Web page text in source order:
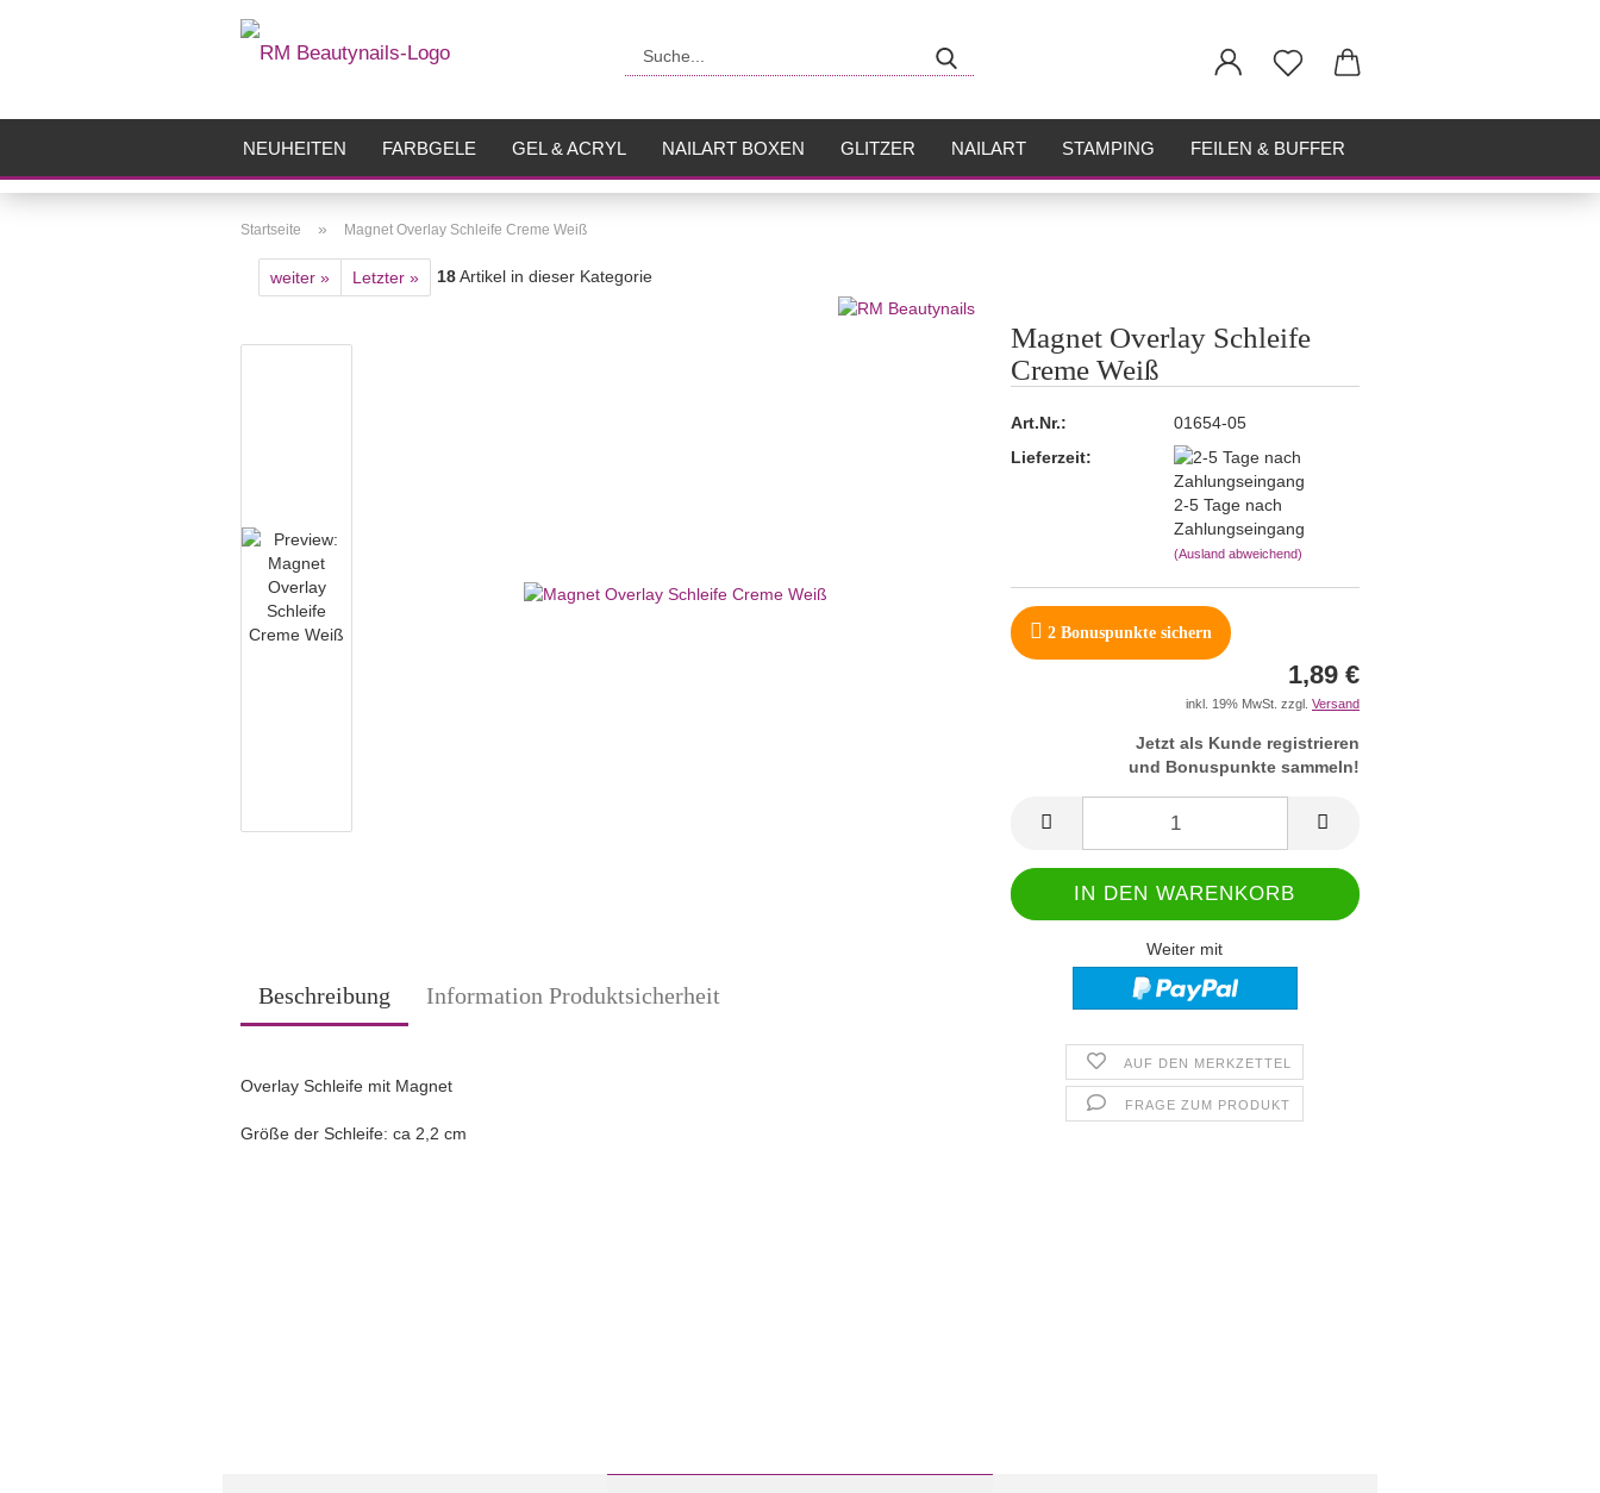
NEUHEITEN FARBGELE GEL & ACRYL NAILART BOXEN GLITZER NAILART STAMPING FEILEN & BUFFER
Startseite » Magnet Overlay Schleife Creme Weiß
weiter » Letzter » 18Artikel in dieser Kategorie
Magnet Overlay Schleife
Creme Weiß
Art.Nr.:
01654-05
Lieferzeit:
2-5 Tage nach
Zahlungseingang
(Ausland abweichend)
2Bonuspunkte sichern
1,89 €
inkl. 19% MwSt. zzgl. Versand
Jetzt als Kunde registrieren
und Bonuspunkte sammeln!
Weiter mit
AUF DEN MERKZETTEL
FRAGE ZUM PRODUKT
Beschreibung Information Produktsicherheit
Overlay Schleife mit Magnet
Größe der Schleife: ca 2,2 cm